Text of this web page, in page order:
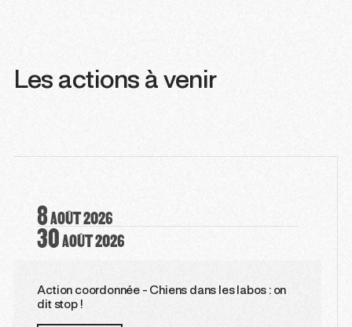
Les actions à venir
8AOÛT2026
30AOÛT2026
Action coordonnée - Chiens dans les labos : on
dit stop !